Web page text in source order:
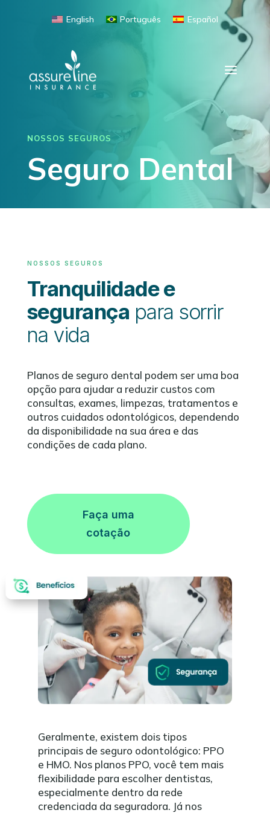
English Português Español
NOSSOS SEGUROS
Seguro Dental
NOSSOS SEGUROS
Tranquilidade e
segurança para sorrir
na vida
Planos de seguro dental podem ser uma boa
opção para ajudar a reduzir custos com
consultas, exames, limpezas, tratamentos e
outros cuidados odontológicos, dependendo
da disponibilidade na sua área e das
condições de cada plano.
Faça uma
cotação
Geralmente, existem dois tipos
principais de seguro odontológico: PPO
e HMO. Nos planos PPO, você tem mais
flexibilidade para escolher dentistas,
especialmente dentro da rede
credenciada da seguradora. Já nos